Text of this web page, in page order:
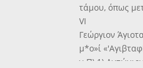
τάμου, όπως
VI
Γεώργιον
μ*ο»ί
ν Π) 1)